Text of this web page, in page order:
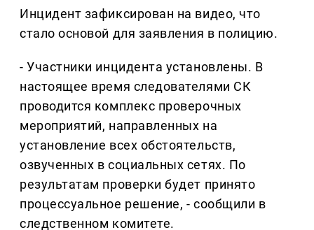
Инцидент зафиксирован на видео, что
стало основой для заявления в полицию.
- Участники инцидента установлены. В
настоящее время следователями СК
проводится комплекс проверочных
мероприятий, направленных на
установление всех обстоятельств,
озвученных в социальных сетях. По
результатам проверки будет принято
процессуальное решение, - сообщили в
следственном комитете.